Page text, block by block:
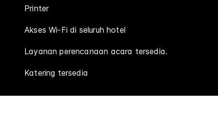
Printer
Akses Wi-Fi di seluruh hotel
Layanan perencanaan acara tersedia.
Katering tersedia